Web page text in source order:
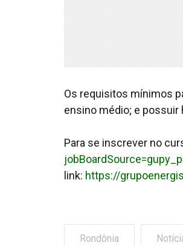
Os requisitos mínimos
ensino médio; e possuir
Para se inscrever no
link: https://
Rondônia